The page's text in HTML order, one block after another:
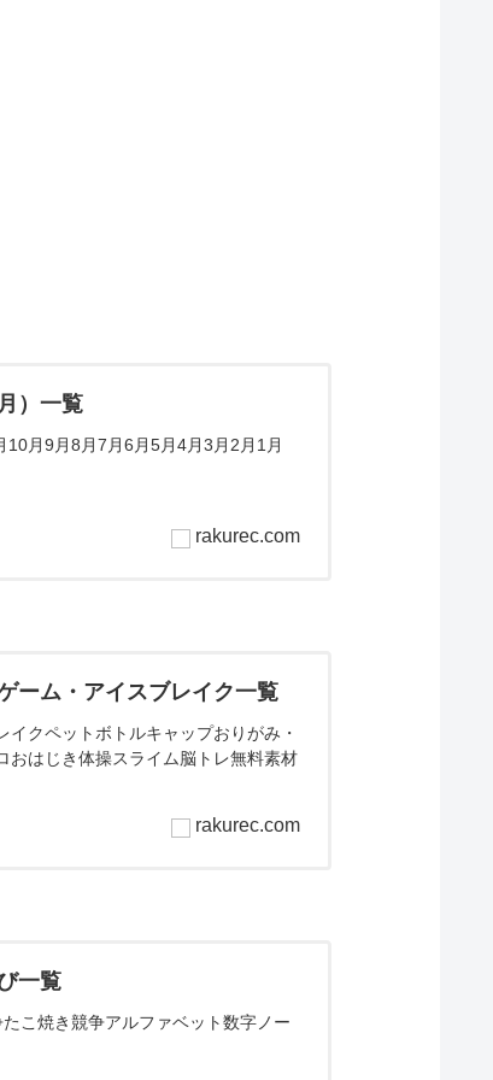
）一覧
月9月8月7月6月5月4月3月2月1月
rakurec.com
ーム・アイスブレイク一覧
クペットボトルキャップおりがみ・
おはじき体操スライム脳トレ無料素材
rakurec.com
一覧
こ焼き競争アルファベット数字ノー